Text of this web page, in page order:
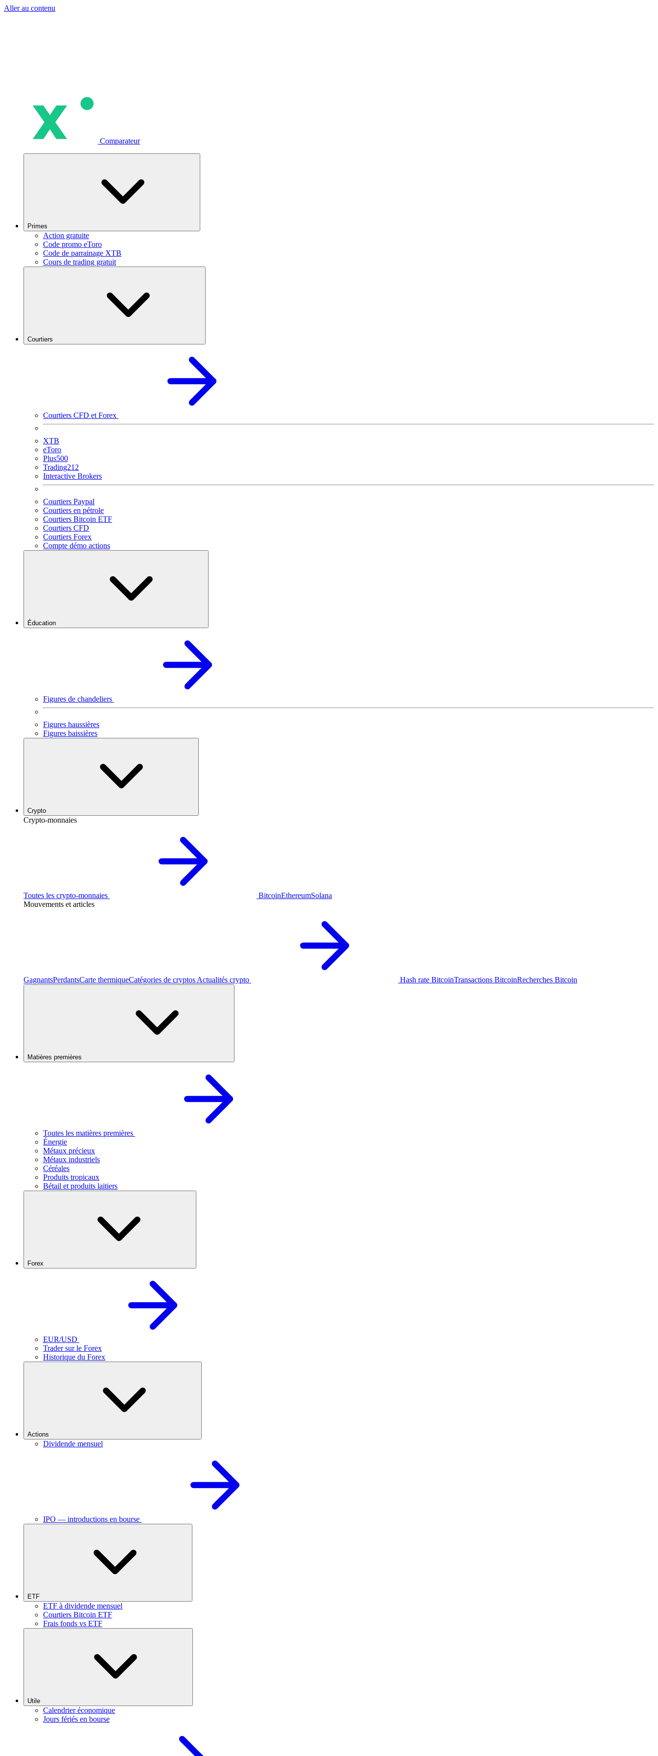
Aller au contenu
Comparateur
Primes
Action gratuite
Code promo eToro
Code de parrainage XTB
Cours de trading gratuit
Courtiers
Courtiers CFD et Forex
XTB
eToro
Plus500
Trading212
Interactive Brokers
Courtiers Paypal
Courtiers en pétrole
Courtiers Bitcoin ETF
Courtiers CFD
Courtiers Forex
Compte démo actions
Éducation
Figures de chandeliers
Figures haussières
Figures baissières
Crypto
Crypto-monnaies
Toutes les crypto-monnaies BitcoinEthereumSolana
Mouvements et articles
GagnantsPerdantsCarte thermiqueCatégories de cryptos Actualités crypto Hash rate BitcoinTransactions BitcoinRecherches Bitcoin
Matières premières
Toutes les matières premières
Énergie
Métaux précieux
Métaux industriels
Céréales
Produits tropicaux
Bétail et produits laitiers
Forex
EUR/USD
Trader sur le Forex
Historique du Forex
Actions
Dividende mensuel
IPO — introductions en bourse
ETF
ETF à dividende mensuel
Courtiers Bitcoin ETF
Frais fonds vs ETF
Utile
Calendrier économique
Jours fériés en bourse